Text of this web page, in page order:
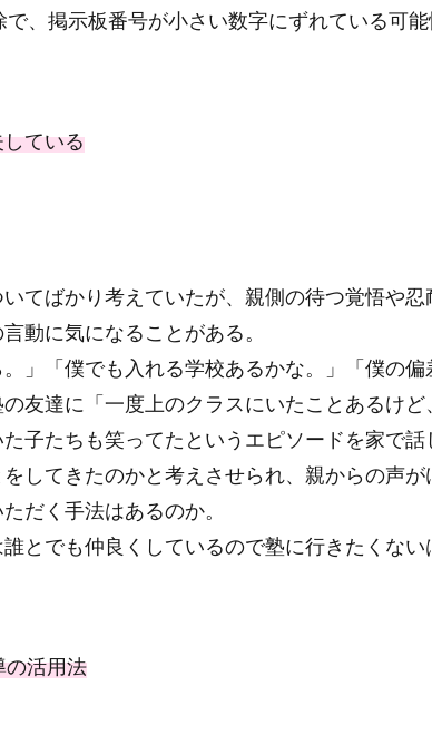
、掲示板番号が小さい数字にずれている可能
ている
てばかり考えていたが、親側の待つ覚悟や
動に気になることがある。
。」「僕でも入れる学校あるかな。」「僕の
友達に「一度上のクラスにいたことあるけど
子たちも笑ってたというエピソードを家で話
してきたのかと考えさせられ、親からの声
だく手法はあるのか。
とでも仲良くしているので塾に行きたくない
の活用法